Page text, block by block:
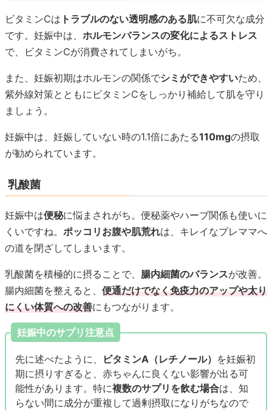
ビタミンCは トラブルのない透明感のある肌に不可欠な成分
です。妊娠中は、 ホルモンバランスの変化によるストレス
で、ビタミンCが消費されてしまいがち。
また、妊娠初期はホルモンの関係でシミができやすいため、
紫外線対策とともにビタミンCをしっかり補給して肌を守り
ましょう。
妊娠中は、妊娠していない時の1.1倍にあたる110mgの摂取
が勧められています。
乳酸菌
妊娠中は便秘に悩まされがち。便秘薬やハーブ関係も使いに
くいですね。 ポッコリお腹や肌荒れは、キレイなプレママへ
の道を閉ざしてしまいます。
乳酸菌を積極的に摂ることで、 腸内細菌のバランスが改善。
腸内細菌を整えると、 便通だけでなく免疫力のアップや太り
にくい体質への改善にもつながります。
妊娠中のサプリ注意点
先に述べたように、 ビタミンA（レチノール） を妊娠初
期に摂りすぎると、赤ちゃんに良くない影響が出る可
能性があります。特に複数のサプリを飲む場合は、知
らない間に成分が重複して過剰摂取になりがちなので